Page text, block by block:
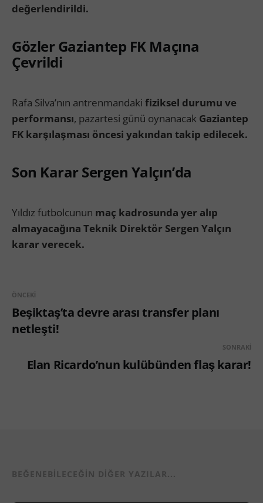
değerlendirildi.
Gözler Gaziantep FK Maçına
Çevrildi
Rafa Silva’nın antrenmandaki fiziksel durumu ve
performansı, pazartesi günü oynanacak Gaziantep
FK karşılaşması öncesi yakından takip edilecek.
Son Karar Sergen Yalçın’da
Yıldız futbolcunun maç kadrosunda yer alıp
almayacağına Teknik Direktör Sergen Yalçın
karar verecek.
ÖNCEKI
Beşiktaş’ta devre arası transfer planı
netleşti!
SONRAKI
Elan Ricardo’nun kulübünden flaş karar!
BEĞENEBILECEĞIN DIĞER YAZILAR...